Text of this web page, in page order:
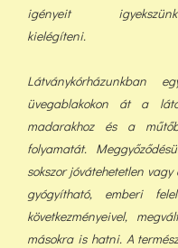
igényeit igyekszünk
kielégíteni.
Látványkórházunkban
üvegablakokon át a
madarakhoz és a
folyamatát.
sokszor jóvátehetetlen
gyógyítható, emberi
következményeivel,
másokra is hatni. A